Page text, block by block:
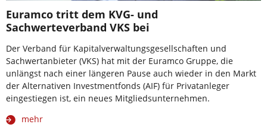
Euramco tritt dem KVG- und
Sachwerteverband VKS bei
Der Verband für Kapitalverwaltungsgesellschaften und
Sachwertanbieter (VKS) hat mit der Euramco Gruppe, die
unlängst nach einer längeren Pause auch wieder in den Markt
der Alternativen Investmentfonds (AIF) für Privatanleger
eingestiegen ist, ein neues Mitgliedsunternehmen.
mehr